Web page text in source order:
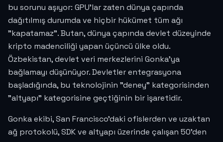
bu sorunu aşıyor: GPU'lar zaten dünya çapında
dağıtılmış durumda ve hiçbir hükümet tüm ağı
"kapatamaz". Butan, dünya çapında devlet düzeyinde
kripto madenciliği yapan üçüncü ülke oldu.
Özbekistan, devlet veri merkezlerini Gonka'ya
bağlamayı düşünüyor. Devletler entegrasyona
başladığında, bu teknolojinin "deney" kategorisinden
"altyapı" kategorisine geçtiğinin bir işaretidir.
Gonka ekibi, San Francisco'daki ofislerden ve uzaktan
ağ protokolü, SDK ve altyapı üzerinde çalışan 50'den